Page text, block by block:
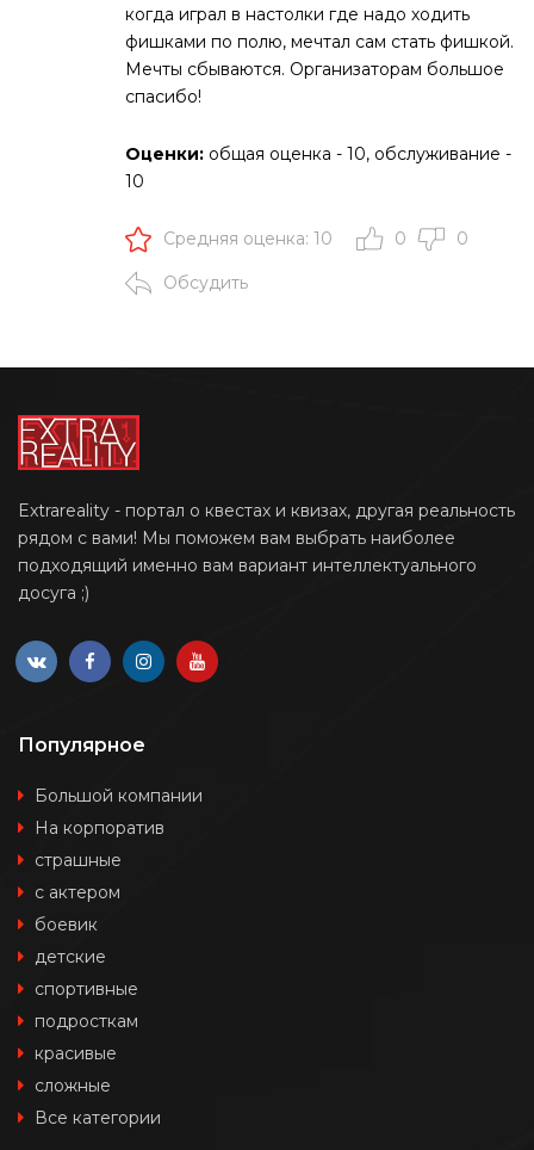
когда играл в настолки где надо ходить
фишками по полю, мечтал сам стать фишкой.
Мечты сбываются. Организаторам большое
спасибо!
Оценки: общая оценка - 10, обслуживание -
10
Средняя оценка: 10 0 0
Обсудить
Extrareality - портал о квестах и квизах, другая реальность
рядом с вами! Мы поможем вам выбрать наиболее
подходящий именно вам вариант интеллектуального
досуга ;)
Популярное
Большой компании
На корпоратив
страшные
с актером
боевик
детские
спортивные
подросткам
красивые
сложные
Все категории